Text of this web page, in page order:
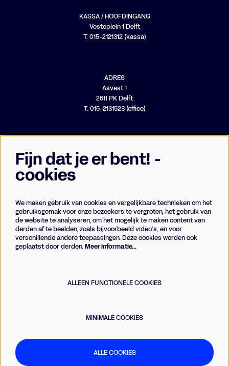
KASSA / HOOFDINGANG
Vesteplein 1 Delft
T. 015-2121312 (kassa)
ADRES
Asvest 1
2611 PK Delft
T. 015-2131523 (office)
Businessclub
Vrienden
Techniek
Deze site wordt beschermd door reCAPTCHA, dataverwerking gebeurt in overeenstemming met de Cloud Data
Fijn dat je er bent! -
cookies
We maken gebruik van cookies en vergelijkbare technieken om het
gebruiksgemak voor onze bezoekers te vergroten, het gebruik van
de website te analyseren, om het mogelijk te maken content van
derden af te beelden, zoals bijvoorbeeld video’s, en voor
verschillende andere toepassingen. Deze cookies worden ook
geplaatst door derden.Meer informatie…
ALLEEN FUNCTIONELE COOKIES
MINIMALE COOKIES
ALLE COOKIES